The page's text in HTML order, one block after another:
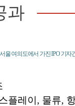
과
울 여의도에서 가진 IPO 기
플레이, 물류,